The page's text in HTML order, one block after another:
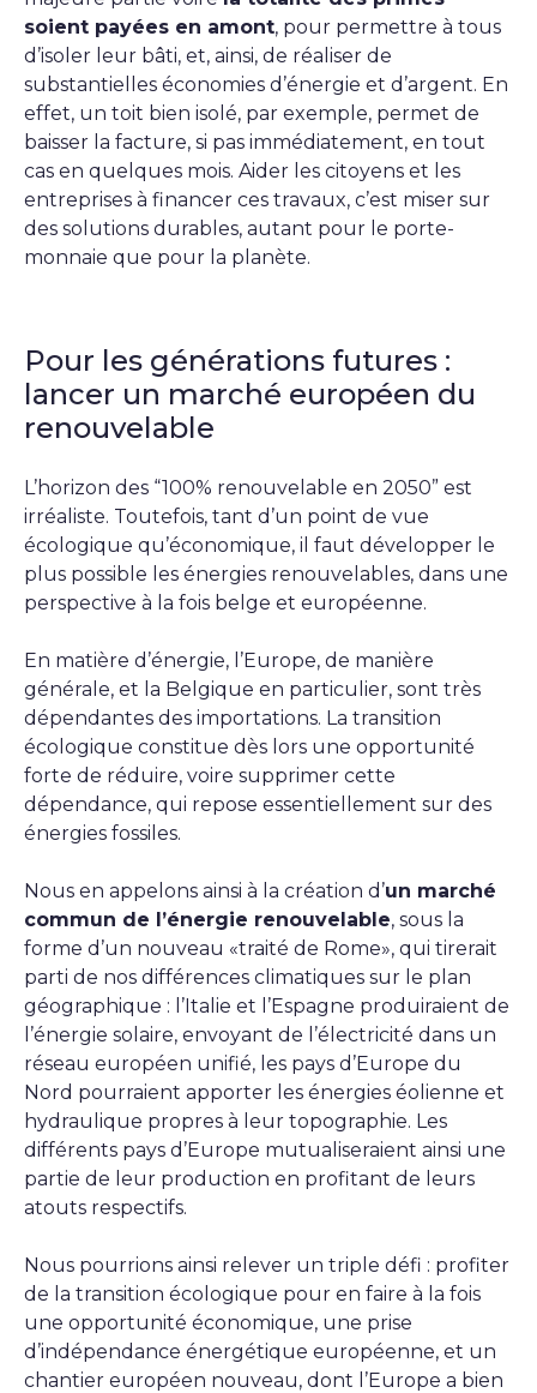
soient payées en amont, pour permettre à tous
d’isoler leur bâti, et, ainsi, de réaliser de
substantielles économies d’énergie et d’argent. En
effet, un toit bien isolé, par exemple, permet de
baisser la facture, si pas immédiatement, en tout
cas en quelques mois. Aider les citoyens et les
entreprises à financer ces travaux, c’est miser sur
des solutions durables, autant pour le porte-
monnaie que pour la planète.
Pour les générations futures :
lancer un marché européen du
renouvelable
L’horizon des “100% renouvelable en 2050” est
irréaliste. Toutefois, tant d’un point de vue
écologique qu’économique, il faut développer le
plus possible les énergies renouvelables, dans une
perspective à la fois belge et européenne.
En matière d’énergie, l’Europe, de manière
générale, et la Belgique en particulier, sont très
dépendantes des importations. La transition
écologique constitue dès lors une opportunité
forte de réduire, voire supprimer cette
dépendance, qui repose essentiellement sur des
énergies fossiles.
Nous en appelons ainsi à la création d’un marché
commun de l’énergie renouvelable, sous la
forme d’un nouveau «traité de Rome», qui tirerait
parti de nos différences climatiques sur le plan
géographique : l’Italie et l’Espagne produiraient de
l’énergie solaire, envoyant de l’électricité dans un
réseau européen unifié, les pays d’Europe du
Nord pourraient apporter les énergies éolienne et
hydraulique propres à leur topographie. Les
différents pays d’Europe mutualiseraient ainsi une
partie de leur production en profitant de leurs
atouts respectifs.
Nous pourrions ainsi relever un triple défi : profiter
de la transition écologique pour en faire à la fois
une opportunité économique, une prise
d’indépendance énergétique européenne, et un
chantier européen nouveau, dont l’Europe a bien